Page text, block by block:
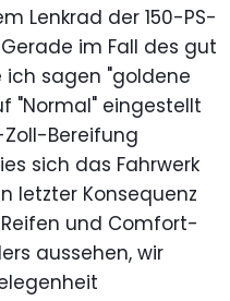
Lenkrad der 150-PS-
im Fall des gut
sagen "goldene
"Normal" eingestellt
Bereifung
sich das Fahrwerk
letzter Konsequenz
und Comfort-
aussehen, wir